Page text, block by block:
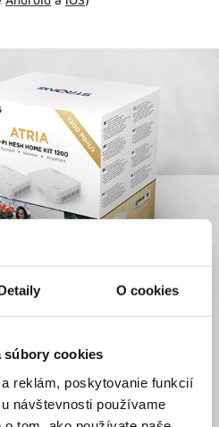
O cookies
súbory cookies
reklám, poskytovanie funkcií
návštevnosti používame
GHz: Až 867 Mbit/s; 2,4 GHz:
lepšie pokrytie a minimálne